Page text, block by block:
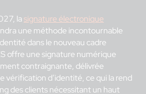
lasignature électronique
une méthode incontournable
dans le nouveau cadre
offre une signature numérique
contraignante, délivrée
vérification d’identité, ce qui la rend
des clients nécessitant un haut